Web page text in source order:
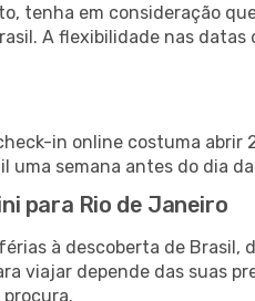
tenha em consideração
A flexibilidade nas
in online costuma
uma semana antes do dia
para Rio de Janeiro
à descoberta de
viajar depende das suas